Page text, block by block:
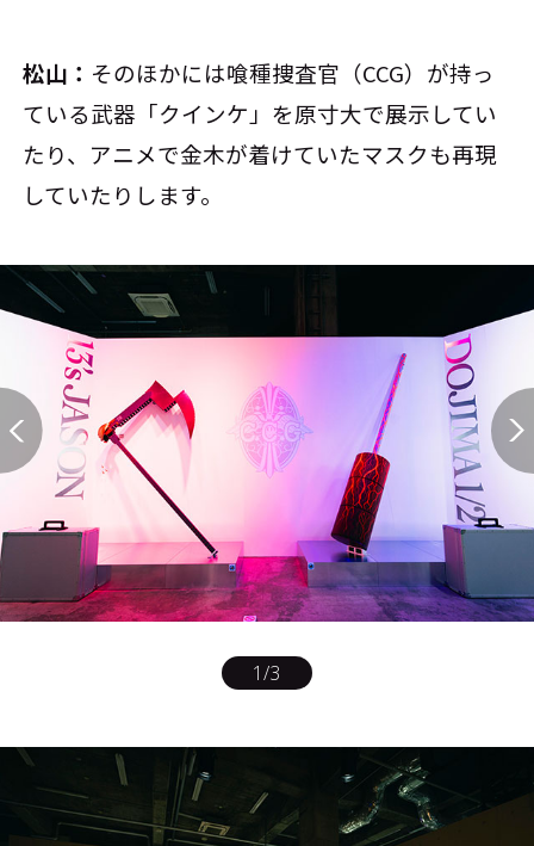
松山： そのほかには喰種捜査官（CCG）が持っ
ている武器「クインケ」を原寸大で展示してい
たり、アニメで金木が着けていたマスクも再現
していたりします。
1/3